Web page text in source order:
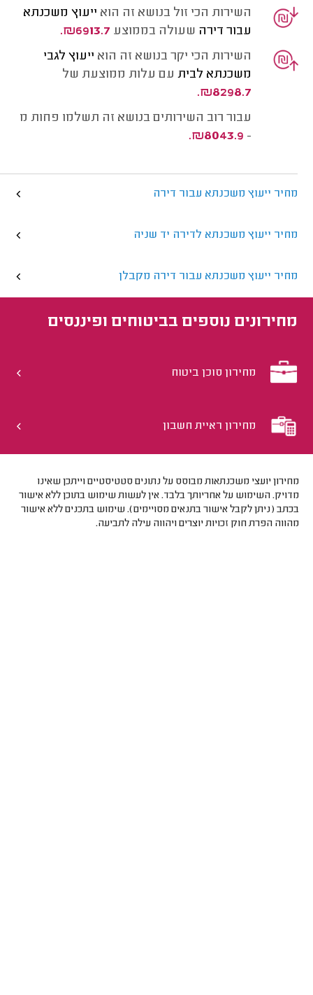
השירות הכי זול בנושא זה הוא ייעוץ משכנתא
עבור דירה שעולה בממוצע ₪6913.7.
השירות הכי יקר בנושא זה הוא ייעוץ לגבי
משכנתא לבית עם עלות ממוצעת של
₪8298.7.
עבור רוב השירותים בנושא זה תשלמו פחות מ
-
₪8043.9.
מחיר ייעוץ משכנתא עבור דירה
מחיר ייעוץ משכנתא לדירה יד שניה
מחיר ייעוץ משכנתא עבור דירה מקבלן
מחירונים נוספים בביטוחים ופיננסים
מחירון סוכן ביטוח
מחירון ראיית חשבון
מחירון יועצי משכנתאות מבוסס על נתונים סטטיסטיים וייתכן שאינו
מדויק. השימוש על אחריותך בלבד. אין לעשות שימוש בתוכן ללא אישור
בכתב (ניתן לקבל אישור בתנאים מסויימים). שימוש בתכנים ללא אישור
מהווה הפרת חוק זכויות יוצרים ויהווה עילה לתביעה.